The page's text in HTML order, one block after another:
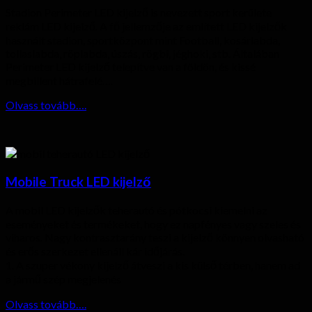
Olvass tovább….
Mobile Truck LED kijelző
Olvass tovább….